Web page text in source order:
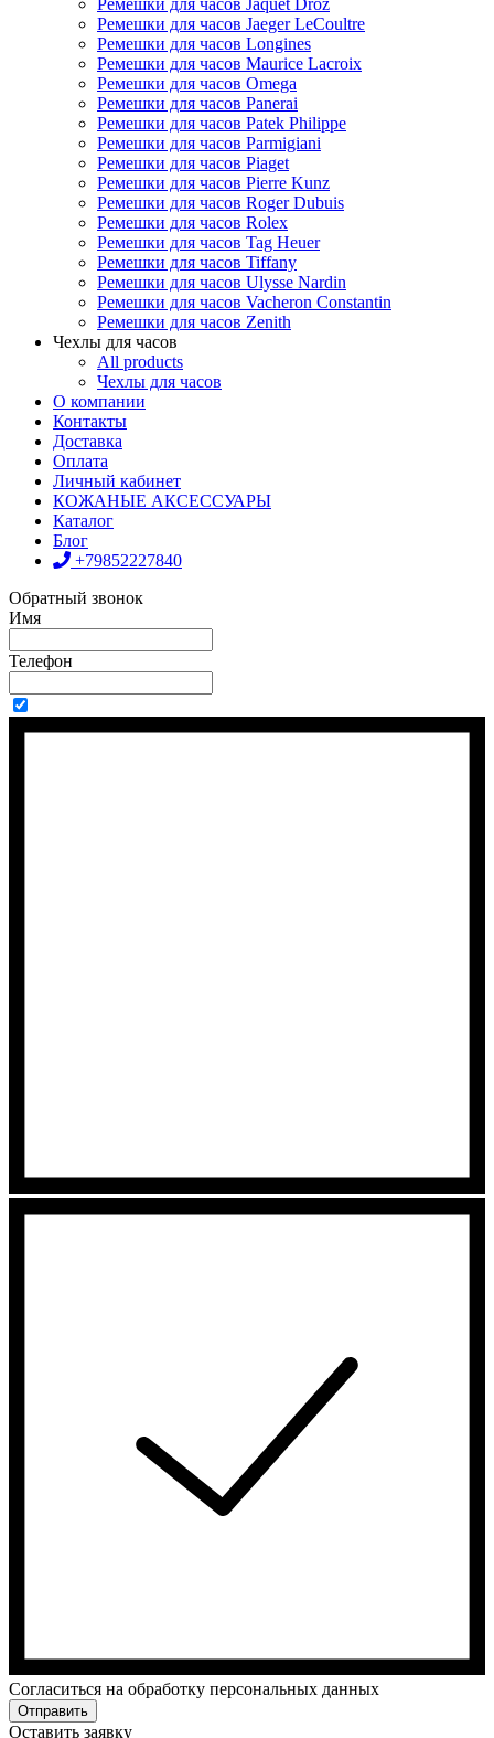
Ремешки для часов Jaeger LeCoultre
Ремешки для часов Longines
Ремешки для часов Maurice Lacroix
Ремешки для часов Omega
Ремешки для часов Panerai
Ремешки для часов Patek Philippe
Ремешки для часов Parmigiani
Ремешки для часов Piaget
Ремешки для часов Pierre Kunz
Ремешки для часов Roger Dubuis
Ремешки для часов Rolex
Ремешки для часов Tag Heuer
Ремешки для часов Tiffany
Ремешки для часов Ulysse Nardin
Ремешки для часов Vacheron Constantin
Ремешки для часов Zenith
Чехлы для часов
All products
Чехлы для часов
О компании
Контакты
Доставка
Оплата
Личный кабинет
КОЖАНЫЕ АКСЕССУАРЫ
Каталог
Блог
+79852227840
Обратный звонок
Имя
Телефон
Cогласиться на обработку персональных данных
Отправить
Оставить заявку